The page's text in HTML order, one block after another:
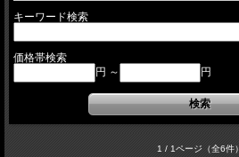
キーワード検索
価格帯検索
円 ～
円
1 / 1ページ（全6件）